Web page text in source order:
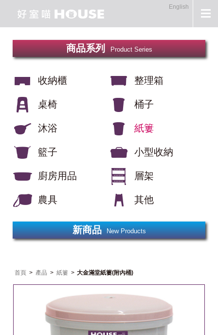
English
商品系列 Product Series
收納櫃 整理箱
桌椅 桶子
沐浴 紙簍
籃子 小型收納
廚房用品 層架
農具 其他
新商品 New Products
首頁 > 產品 > 紙簍 > 大金滿堂紙簍(附內桶)